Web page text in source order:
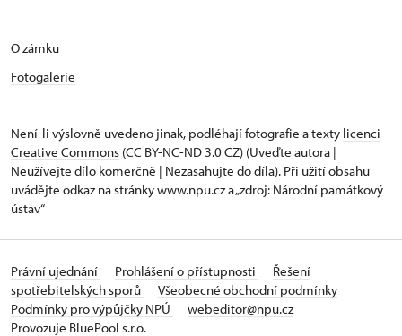
O zámku
Fotogalerie
Není-li výslovně uvedeno jinak, podléhají fotografie a texty licenci
Creative Commons (CC BY-NC-ND 3.0 CZ) (Uveďte autora |
Neužívejte dílo komerčně | Nezasahujte do díla). Při užití obsahu
uvádějte odkaz na stránky www.npu.cz a „zdroj: Národní památkový
ústav“
Právní ujednání Prohlášení o přístupnosti
Řešení
spotřebitelských sporů
Všeobecné obchodní podmínky
Podmínky pro výpůjčky NPÚ
webeditor@npu.cz
Provozuje BluePool s.r.o.